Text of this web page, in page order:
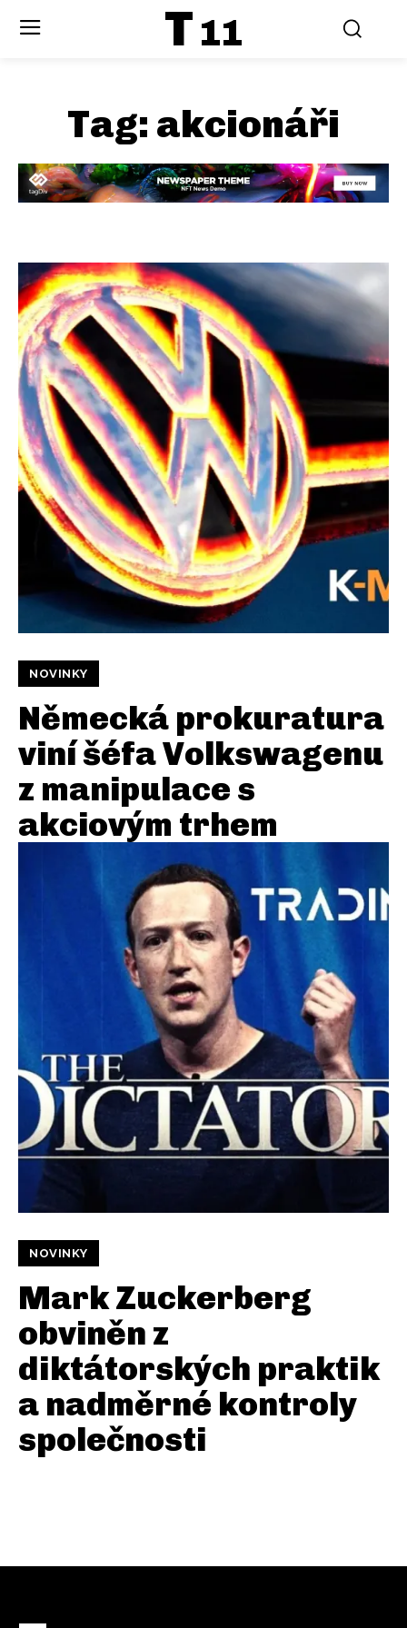
T 11
Tag: akcionáři
NOVINKY
Německá prokuratura
viní šéfa Volkswagenu
z manipulace s
akciovým trhem
NOVINKY
Mark Zuckerberg
obviněn z
diktátorských praktik
a nadměrné kontroly
společnosti